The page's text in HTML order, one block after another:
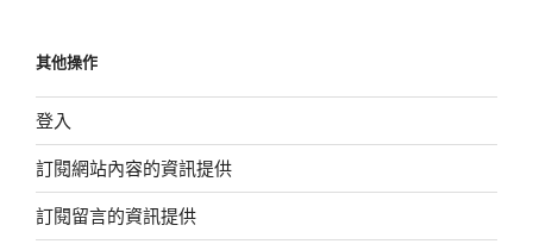
其他操作
登入
訂閱網站內容的資訊提供
訂閱留言的資訊提供